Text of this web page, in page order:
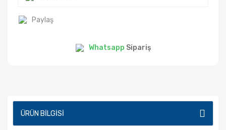
Paylaş
Whatsapp Sipariş
ÜRÜN BILGISI